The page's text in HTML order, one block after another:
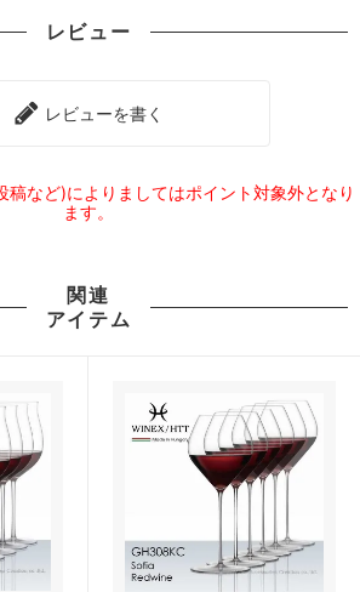
レビュー
レビューを書く
など)によりましてはポイント対象外となり
ます。
関連
アイテム